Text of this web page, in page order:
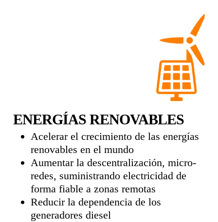
ENERGÍAS RENOVABLES
Acelerar el crecimiento de las energías
renovables en el mundo
Aumentar la descentralización, micro-
redes, suministrando electricidad de
forma fiable a zonas remotas
Reducir la dependencia de los
generadores diesel